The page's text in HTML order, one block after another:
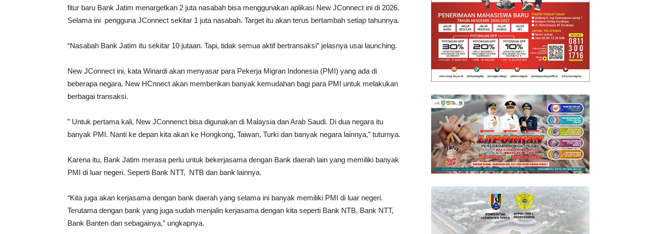
fitur baru Bank Jatim menargetkan 2 juta nasabah bisa menggunakan aplikasi New JConnect ini di 2026.
Selama ini pengguna JConnect sekitar 1 juta nasabah. Target itu akan terus bertambah setiap tahunnya.
“Nasabah Bank Jatim itu sekitar 10 jutaan. Tapi, tidak semua aktif bertransaksi” jelasnya usai launching.
New JConnect ini, kata Winardi akan menyasar para Pekerja Migran Indonesia (PMI) yang ada di
beberapa negara. New HCnnect akan memberikan banyak kemudahan bagi para PMI untuk melakukan
berbagai transaksi.
” Untuk pertama kali, New JConnenct bisa digunakan di Malaysia dan Arab Saudi. Di dua negara itu
banyak PMI. Nanti ke depan kita akan ke Hongkong, Taiwan, Turki dan banyak negara lainnya,” tuturnya.
Karena itu, Bank Jatim merasa perlu untuk bekerjasama dengan Bank daerah lain yang memiliki banyak
PMI di luar negeri. Seperti Bank NTT, NTB dan bank lainnya.
“Kita juga akan kerjasama dengan bank daerah yang selama ini banyak memiliki PMI di luar negeri.
Terutama dengan bank yang juga sudah menjalin kerjasama dengan kita seperti Bank NTB, Bank NTT,
Bank Banten dan sebagainya,” ungkapnya.